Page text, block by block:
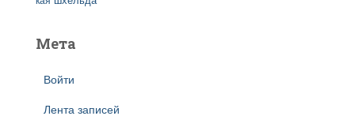
Мета
Войти
Лента записей